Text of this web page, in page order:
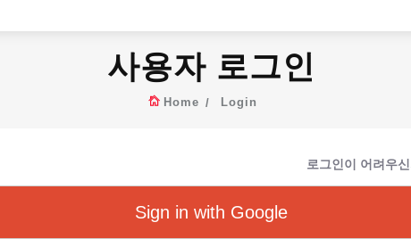
사용자 로그인
Home Login
로그인이 어려우
Sign in with Google